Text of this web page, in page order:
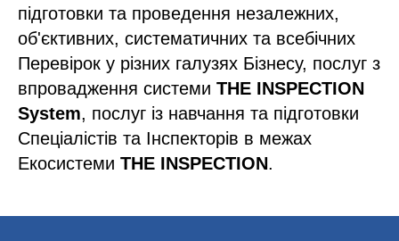
підготовки та проведення незалежних,
об'єктивних, систематичних та всебічних
Перевірок у різних галузях Бізнесу, послуг з
впровадження системи THE INSPECTION
System, послуг із навчання та підготовки
Спеціалістів та Інспекторів в межах
Екосистеми THE INSPECTION.